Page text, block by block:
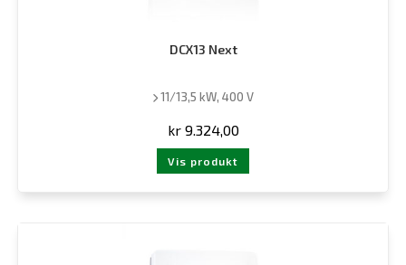
DCX13 Next
11/13,5 kW, 400 V
kr9.324,00
Vis produkt